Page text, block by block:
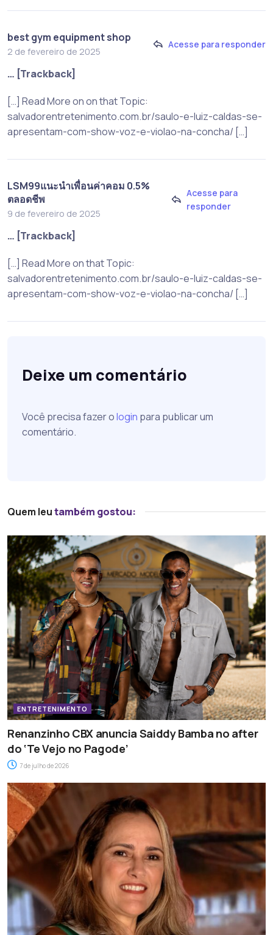
best gym equipment shop
2 de fevereiro de 2025
Acesse para responder
… [Trackback]
[…] Read More on on that Topic:
salvadorentretenimento.com.br/saulo-e-luiz-caldas-se-
apresentam-com-show-voz-e-violao-na-concha/ […]
LSM99แนะนำเพื่อนค่าคอม 0.5%
ตลอดชีพ
9 de fevereiro de 2025
Acesse para
responder
… [Trackback]
[…] Read More on that Topic:
salvadorentretenimento.com.br/saulo-e-luiz-caldas-se-
apresentam-com-show-voz-e-violao-na-concha/ […]
Deixe um comentário
Você precisa fazer ologin para publicar um
comentário.
Quem leutambém gostou:
ENTRETENIMENTO
Renanzinho CBX anuncia Saiddy Bamba no after
do ‘Te Vejo no Pagode’
7 de julho de 2026